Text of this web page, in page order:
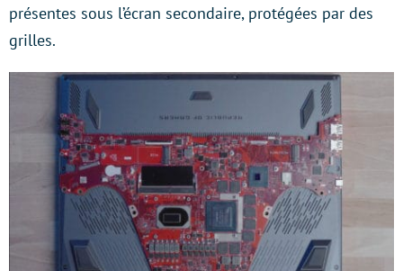
présentes sous l’écran secondaire, protégées par des
grilles.